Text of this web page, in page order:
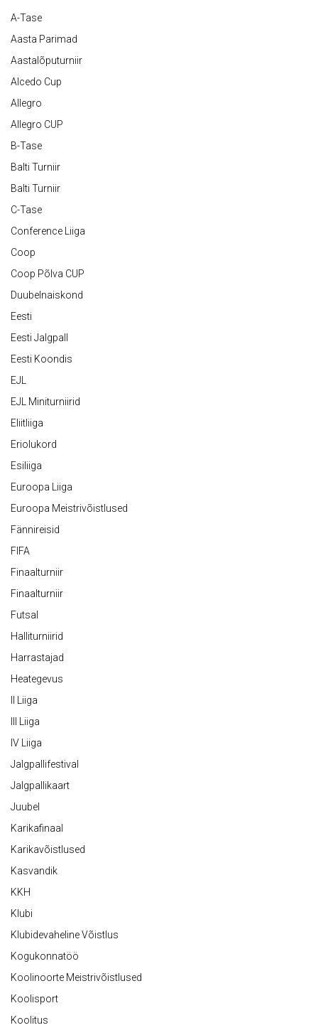
A-Tase
Aasta Parimad
Aastalõputurniir
Alcedo Cup
Allegro
Allegro CUP
B-Tase
Balti Turniir
Balti Turniir
C-Tase
Conference Liiga
Coop
Coop Põlva CUP
Duubelnaiskond
Eesti
Eesti Jalgpall
Eesti Koondis
EJL
EJL Miniturniirid
Eliitliiga
Eriolukord
Esiliiga
Euroopa Liiga
Euroopa Meistrivõistlused
Fännireisid
FIFA
Finaalturniir
Finaalturniir
Futsal
Halliturniirid
Harrastajad
Heategevus
II Liiga
III Liiga
IV Liiga
Jalgpallifestival
Jalgpallikaart
Juubel
Karikafinaal
Karikavõistlused
Kasvandik
KKH
Klubi
Klubidevaheline Võistlus
Kogukonnatöö
Koolinoorte Meistrivõistlused
Koolisport
Koolitus